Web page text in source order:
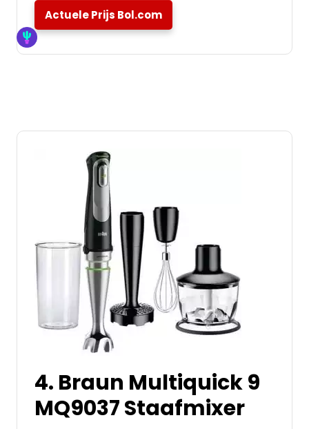
Actuele Prijs Bol.com
4. Braun Multiquick 9
MQ9037 Staafmixer